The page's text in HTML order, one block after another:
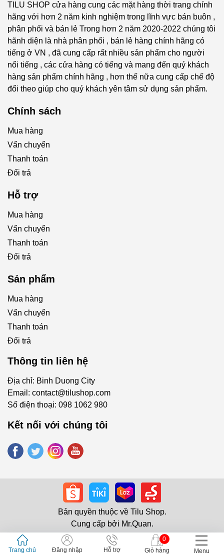
TILU SHOP cửa hàng cung các mặt hàng thời trang chính
hãng với hơn 2 năm kinh nghiệm trong lĩnh vực bán buôn ,
phân phối và bán lẻ Trong hơn 2 năm 2020-2022 chúng tôi
hãnh diện là nhà phân phối , bán lẻ hàng chính hãng có
tiếng ở VN , đã cung cấp rất nhiều sản phẩm cho người
nổi tiếng , các cửa hàng có tiếng và mang đến quý khách
hàng sản phẩm chính hãng , hơn thế nữa cung cấp chế độ
đổi theo giúp cho quý khách yên tâm sử dụng sản phẩm.
Chính sách
Mua hàng
Vẩn chuyển
Thanh toán
Đổi trả
Hỗ trợ
Mua hàng
Vẩn chuyển
Thanh toán
Đổi trả
Sản phẩm
Mua hàng
Vẩn chuyển
Thanh toán
Đổi trả
Thông tin liên hệ
Địa chỉ: Binh Duong City
Email: contact@tilushop.com
Số điện thoại: 098 1062 980
Kết nối với chúng tôi
Bản quyền thuộc về Tilu Shop.
Cung cấp bởi Mr.Quan.
Trang chủ Đăng nhập Hỗ trợ Giỏ hàng
0
Menu